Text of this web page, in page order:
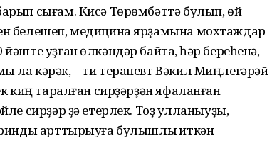
сығам. Кисә Төрөмбәттә булып, өй
белешеп, медицина ярҙамына мохтаждар
уҙған өлкәндәр байтаҡ, һәр береһенә,
кәрәк, – ти терапевт Вәкил Миңлегәрәй
киң таралған сирҙәрҙән яфаланған
сирҙәр ҙә етерлек. Тоҙ ҡулланыуҙы,
арттырыуға булышлыҡ иткән